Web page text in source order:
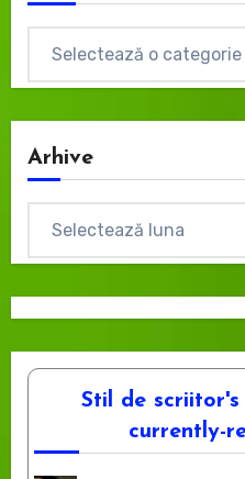
Arhive
Stil de scriitor's
currently-